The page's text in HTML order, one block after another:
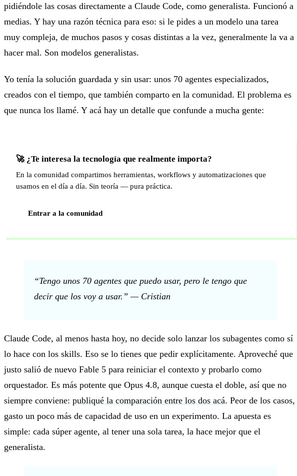
pidiéndole las cosas directamente a Claude Code, como generalista. Funcionó a
medias. Y hay una razón técnica para eso: si le pides a un modelo una tarea
muy compleja, de muchos pasos y cosas distintas a la vez, generalmente la va a
hacer mal. Son modelos generalistas.
Yo tenía la solución guardada y sin usar: unos 70 agentes especializados,
creados con el tiempo, que también comparto en la comunidad. El problema es
que nunca los llamé. Y acá hay un detalle que confunde a mucha gente:
🚀 ¿Te interesa la tecnología que realmente importa?
En la comunidad compartimos herramientas, workflows y automatizaciones que
usamos en el día a día. Sin teoría — pura práctica.
Entrar a la comunidad
“Tengo unos 70 agentes que puedo usar, pero le tengo que
decir que los voy a usar.” — Cristian
Claude Code, al menos hasta hoy, no decide solo lanzar los subagentes como sí
lo hace con los skills. Eso se lo tienes que pedir explícitamente. Aproveché que
justo salió de nuevo Fable 5 para reiniciar el contexto y probarlo como
orquestador. Es más potente que Opus 4.8, aunque cuesta el doble, así que no
siempre conviene: publiqué la comparación entre los dos acá. Peor de los casos,
gasto un poco más de capacidad de uso en un experimento. La apuesta es
simple: cada súper agente, al tener una sola tarea, la hace mejor que el
generalista.